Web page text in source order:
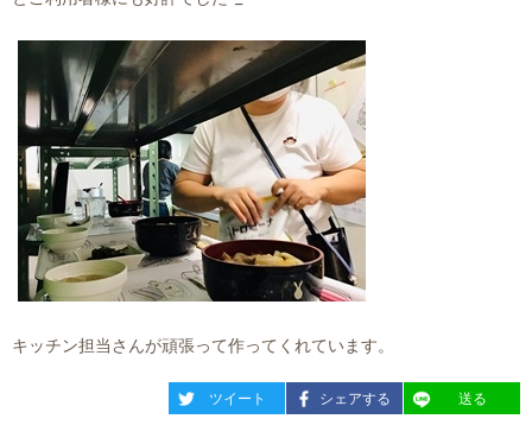
キッチン担当さんが頑張って作ってくれています。
entry1762
ツイート entry1762
シェアする entry1762
送る